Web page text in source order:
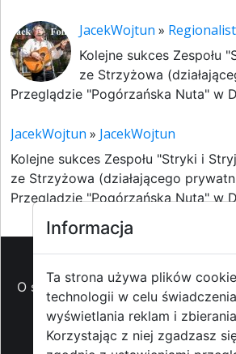
JacekWojtun »
Kolejne sukces Zespołu
ze Strzyżowa
Przeglądzie "Pogórzańska Nuta" w
JacekWojtun » JacekWojtun
Kolejne sukces Zespołu "Stryki i
ze Strzyżowa (działającego
Przeglądzie "Pogórzańska Nuta" w
O strzyzowiak.pl-Reklama-
medialny - Prawa autorskie-
kontakt -Współpraca z
Informacja
Ta strona używa plików
technologii w celu świadczenia
wyświetlania reklam i
Korzystając z niej zgadzasz